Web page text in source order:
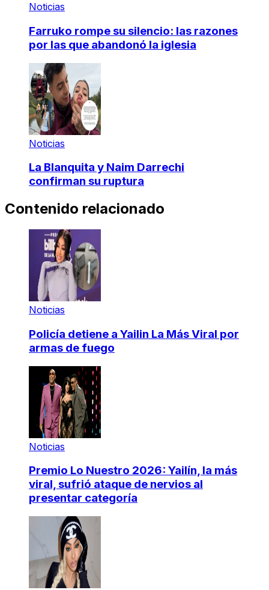
Noticias
Farruko rompe su silencio: las razones
por las que abandonó la iglesia
Noticias
La Blanquita y Naim Darrechi
confirman su ruptura
Contenido relacionado
Noticias
Policía detiene a Yailin La Más Viral por
armas de fuego
Noticias
Premio Lo Nuestro 2026: Yailín, la más
viral, sufrió ataque de nervios al
presentar categoría